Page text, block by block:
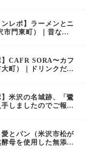
ンレポ】ラーメンとニ
市門東町）｜昔なが
】CAFR SORA〜カフ
町）｜ドリンクだけ
】米沢の名城跡、「鷺
しましたのでご報
愛とパン（米沢市松が
母を使用した無添加